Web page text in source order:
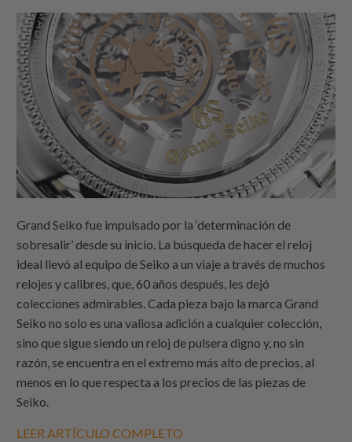
Grand Seiko fue impulsado por la ‘determinación de
sobresalir’ desde su inicio. La búsqueda de hacer el reloj
ideal llevó al equipo de Seiko a un viaje a través de muchos
relojes y calibres, que, 60 años después, les dejó
colecciones admirables. Cada pieza bajo la marca Grand
Seiko no solo es una valiosa adición a cualquier colección,
sino que sigue siendo un reloj de pulsera digno y, no sin
razón, se encuentra en el extremo más alto de precios, al
menos en lo que respecta a los precios de las piezas de
Seiko.
LEER ARTÍCULO COMPLETO